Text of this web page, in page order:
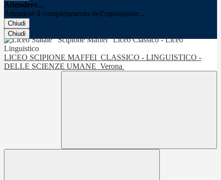
Attendere...
Attendere il completamento dell'operazione...
Chiudi
Chiudi
LICEO SCIPIONE MAFFEI CLASSICO - LINGUISTICO -
DELLE SCIENZE UMANE Verona